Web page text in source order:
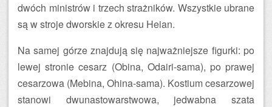
dwóch ministrów i trzech strażników. Wszystkie ubrane
są w stroje dworskie z okresu Heian.
Na samej górze znajdują się najważniejsze figurki: po
lewej stronie cesarz (Obina, Odairi-sama), po prawej
cesarzowa (Mebina, Ohina-sama). Kostium cesarzowej
stanowi dwunastowarstwowa, jedwabna szata